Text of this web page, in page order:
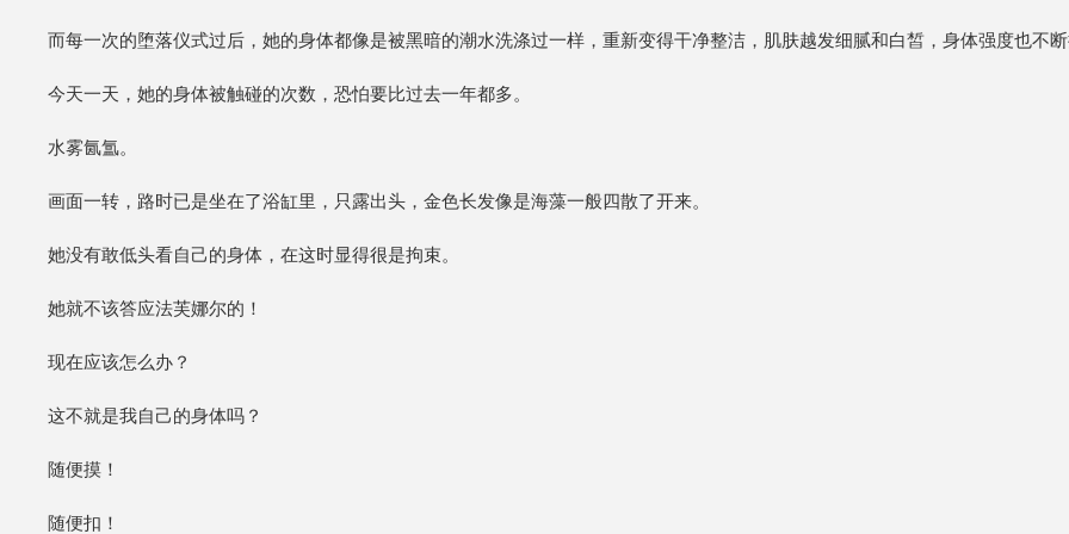
而每一次的堕落仪式过后，她的身体都像是被黑暗的潮水洗涤过一样，重新变得干净整洁，肌肤越发细腻和白皙，身体强度也不
今天一天，她的身体被触碰的次数，恐怕要比过去一年都多。
水雾氤氲。
画面一转，路时已是坐在了浴缸里，只露出头，金色长发像是海藻一般四散了开来。
她没有敢低头看自己的身体，在这时显得很是拘束。
她就不该答应法芙娜尔的！
现在应该怎么办？
这不就是我自己的身体吗？
随便摸！
随便扣！